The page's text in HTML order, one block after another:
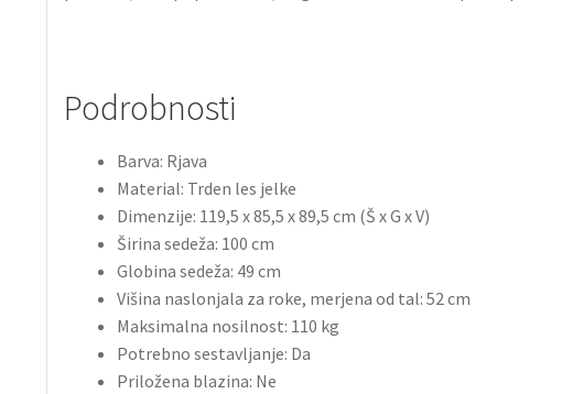
Podrobnosti
Barva: Rjava
Material: Trden les jelke
Dimenzije: 119,5 x 85,5 x 89,5 cm (Š x G x V)
Širina sedeža: 100 cm
Globina sedeža: 49 cm
Višina naslonjala za roke, merjena od tal: 52 cm
Maksimalna nosilnost: 110 kg
Potrebno sestavljanje: Da
Priložena blazina: Ne